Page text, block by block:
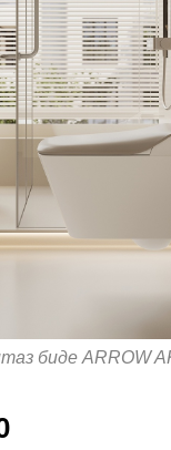
биде ARROW